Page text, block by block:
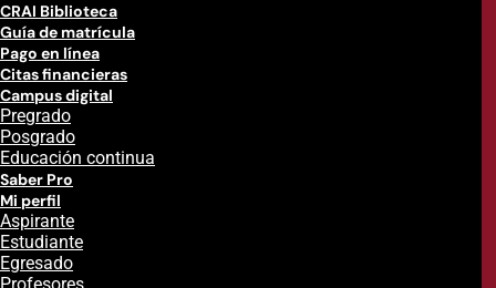
CRAI Biblioteca
Guía de matrícula
Pago en línea
Citas financieras
Campus digital
Pregrado
Posgrado
Educación continua
Saber Pro
Mi perfil
Aspirante
Estudiante
Egresado